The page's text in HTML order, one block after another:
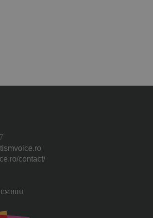
contact/